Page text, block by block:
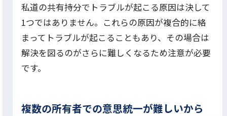
私道の共有持分でトラブルが起こる原因は決して
1つではありません。これらの原因が複合的に絡
まってトラブルが起こることもあり、その場合は
解決を図るのがさらに難しくなるため注意が必要
です。
複数の所有者での意思統一が難しいから